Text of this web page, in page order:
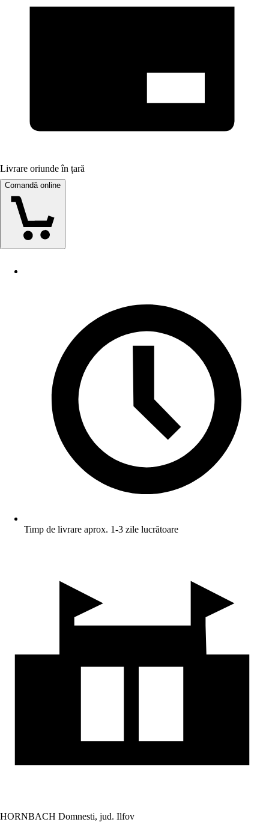
Livrare oriunde în țară
Comandă online
Timp de livrare aprox. 1-3 zile lucrătoare
HORNBACH Domnesti, jud. Ilfov